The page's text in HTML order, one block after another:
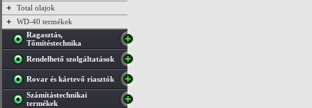
+ Total olajok
+
WD-40 termékek
Ragasztás,
Tőmítéstechnika
Rendelhető szolgáltatások
Rovar és kártevő riasztók
Számítástechnikai
termékek